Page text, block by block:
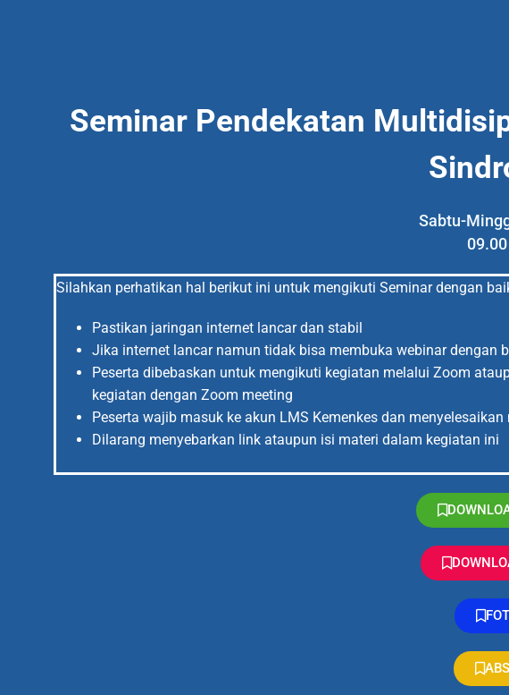
Seminar Pendekatan
Sabtu-
Silahkan perhatikan hal berikut ini untuk mengikuti Seminar dengan
Pastikan jaringan internet lancar dan stabil
Jika internet lancar namun tidak bisa membuka webinar dengan
Peserta dibebaskan untuk mengikuti kegiatan melalui Zoom
kegiatan dengan Zoom meeting
Peserta wajib masuk ke akun LMS Kemenkes dan
Dilarang menyebarkan link ataupun isi materi dalam kegiatan ini